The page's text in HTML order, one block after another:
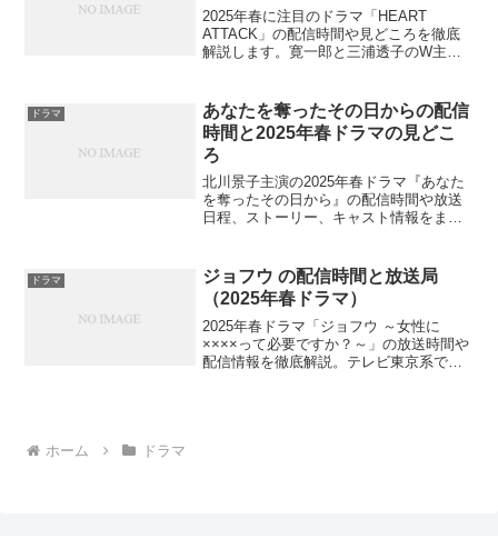
2025年春に注目のドラマ「HEART
ATTACK」の配信時間や見どころを徹底
解説します。寛一郎と三浦透子のW主演
ックしておきませんか？
ドラマ
あなたを奪ったその日からの配信
時間と2025年春ドラマの見どこ
ろ
北川景子主演の2025年春ドラマ『あなた
を奪ったその日から』の配信時間や放送
日程、ストーリー、キャスト情報をまと
あなたはどんな結末を予想しますか？
ドラマ
ジョフウ の配信時間と放送局
（2025年春ドラマ）
2025年春ドラマ「ジョフウ ～女性に
××××って必要ですか？～」の放送時間や
配信情報を徹底解説。テレビ東京系で火
ホーム ドラマ